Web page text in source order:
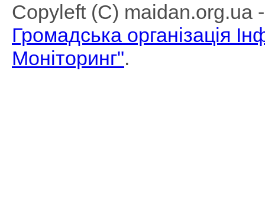
Copyleft (C) maidan.org.ua
Громадська організація
Моніторинг".